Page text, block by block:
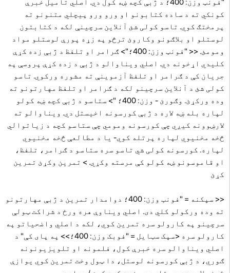
کونکي ته د ساده کتابونو او ورو ورو پیچلي متنونو ته
پرمختګ کوي. تاسو کولی شئ آنلاین سرچینې لکه د کتابتون
لوستلو او بلاګونو وکاروئ ترڅو په زړه پورې لوستلو مواد
ومومئ. << "فونټ وزن: 400؛"> ګرامر او تلفظ د ژبې زده کړې
کلیدي اړخونه دي. اصلي ویناوالو د ژبې د زده کړې پروسې په
جریان کې د ګرامر او تلفظ آزموینې ته مشوره ورکوي. تاسو
کولی شئ د آنلاین سرچینو لکه د ګرامر او تلفظ مهارتونو ته
وده ورکړئ. وګورئ - وزن: 400؛ "> ستاسو د ژبې کچه ښه کولو
لپاره بله ښه لاره د ژبې کورسونه اخیستل دي. ویناوالو ته
لارښوونه کیږي چې کورسونه ومومي چې ستاسو کچه د زیاتوالي
څخه مخنیوي لپاره پرتله کوي- یا د مطالعې څخه مخنیوي
لپاره. کورسونه کولی شي تاسو سره ستاسو د ګرامر، تلفظ،
او قاموسونو ښه کولو کې مرسته وکړي. > تمرین وکړئ تمرین
کړئ
<< سپکنه = "فونټ وزن: 400؛ دوامدار تمرین د ژبې مهارتونو
ته وده ورکولو کلي دی. اصلي ویناوې هره ورځ د شراکت ټولې
سرچینو په کارولو سره تمرین کوي، لکه د اصلي واضحیاتو په
کارولو سره <سپک سټایل = "فوبک وزن: 400؛>> په پای کې" د
اصلي ویناوالو سره خبرې کول، فلمونه او تلویزیونونه
ګوري، د ژبې کورسونه لوستل، دا ټول وخت تمرین کوي ​​یوازې